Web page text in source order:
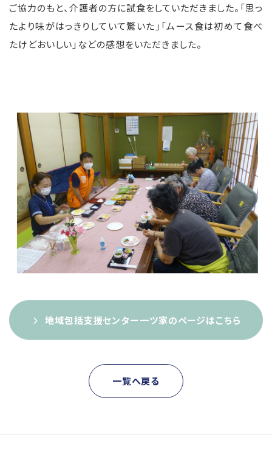
ご協力のもと、介護者の方に試食をしていただきました。「思っ
たより味がはっきりしていて驚いた」「ムース食は初めて食べ
たけどおいしい」などの感想をいただきました。
地域包括支援センター一ツ家のページはこちら
一覧へ戻る